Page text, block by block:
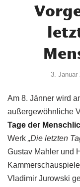
3. Januar
Am 8. Jänner wird
außergewöhnliche
Tage der
Werk „Die letzten
Gustav Mahler und
Vladimir Jurowski